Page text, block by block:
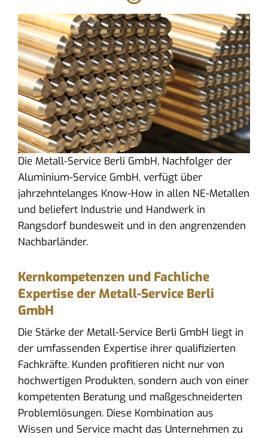
Die Metall-Service Berli GmbH, Nachfolger der
Aluminium-Service GmbH, verfügt über
jahrzehntelanges Know-How in allen NE-Metallen
und beliefert Industrie und Handwerk in
Rangsdorf bundesweit und in den angrenzenden
Nachbarländer.
Kernkompetenzen und Fachliche
Expertise der Metall-Service Berli
GmbH
Die Stärke der Metall-Service Berli GmbH liegt in
der umfassenden Expertise ihrer qualifizierten
Fachkräfte. Kunden profitieren nicht nur von
hochwertigen Produkten, sondern auch von einer
kompetenten Beratung und maßgeschneiderten
Problemlösungen. Diese Kombination aus
Wissen und Service macht das Unternehmen zu